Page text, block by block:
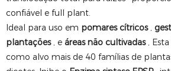
confiável e full plant.
Ideal para uso em pomares cítricos ,
plantações , e áreas não cultivadas ,
como alvo mais de 40 famílias de